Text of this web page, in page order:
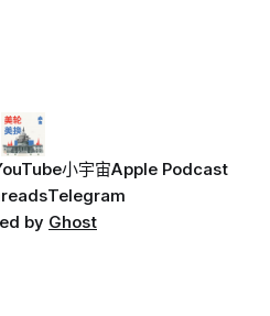
小宇宙Apple Podcast
Telegram
by Ghost